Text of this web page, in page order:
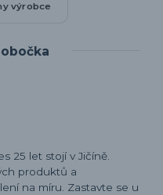
výrobce
25 let stojí v Jičíně.
produktů a
na míru. Zastavte se u